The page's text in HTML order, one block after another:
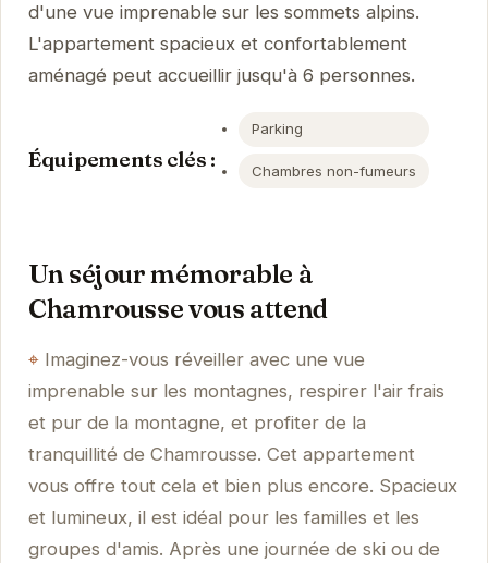
d'une vue imprenable sur les sommets alpins.
L'appartement spacieux et confortablement
aménagé peut accueillir jusqu'à 6 personnes.
Équipements clés :
Parking
Chambres non-fumeurs
Un séjour mémorable à
Chamrousse vous attend
Imaginez-vous réveiller avec une vue
imprenable sur les montagnes, respirer l'air frais
et pur de la montagne, et profiter de la
tranquillité de Chamrousse. Cet appartement
vous offre tout cela et bien plus encore. Spacieux
et lumineux, il est idéal pour les familles et les
groupes d'amis. Après une journée de ski ou de